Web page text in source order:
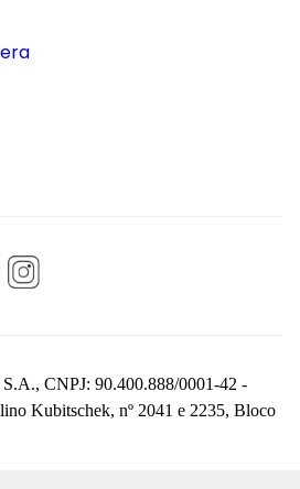
CNPJ: 90.400.888/0001-42 -
Kubitschek, nº 2041 e 2235, Bloco